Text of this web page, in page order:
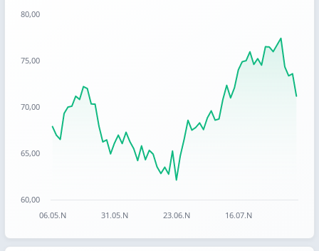
Chart with 64 data points.
The chart has 1 X axis displaying categories.
The chart has 1 Y axis displaying values. Data ranges from
06.05.N 31.05.N 23.06.N 16.07.N
60,00
65,00
70,00
75,00
80,00